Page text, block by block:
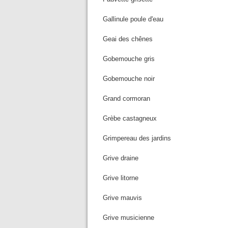
Gallinule poule d'eau
Geai des chênes
Gobemouche gris
Gobemouche noir
Grand cormoran
Grèbe castagneux
Grimpereau des jardins
Grive draine
Grive litorne
Grive mauvis
Grive musicienne